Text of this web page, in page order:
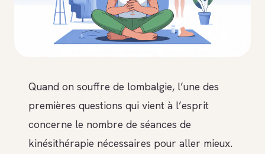
Quand on souffre de lombalgie, l’une des
premières questions qui vient à l’esprit
concerne le nombre de séances de
kinésithérapie nécessaires pour aller mieux.